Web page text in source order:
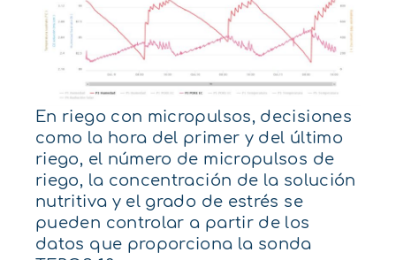
En riego con micropulsos, decisiones
como la hora del primer y del último
riego, el número de micropulsos de
riego, la concentración de la solución
nutritiva y el grado de estrés se
pueden controlar a partir de los
datos que proporciona la sonda